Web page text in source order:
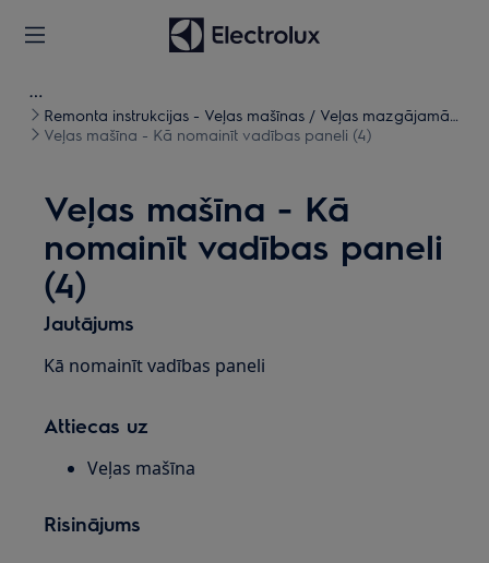
Remonta instrukcijas - Veļas mašīnas / Veļas mazgājamās
mašīnas, žāvētāji
Veļas mašīna - Kā nomainīt vadības paneli (4)
Veļas mašīna - Kā
nomainīt vadības paneli
(4)
Jautājums
Kā nomainīt vadības paneli
Attiecas uz
Veļas mašīna
Risinājums